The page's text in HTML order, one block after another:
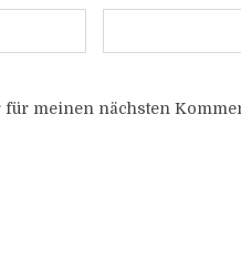
meinen nächsten